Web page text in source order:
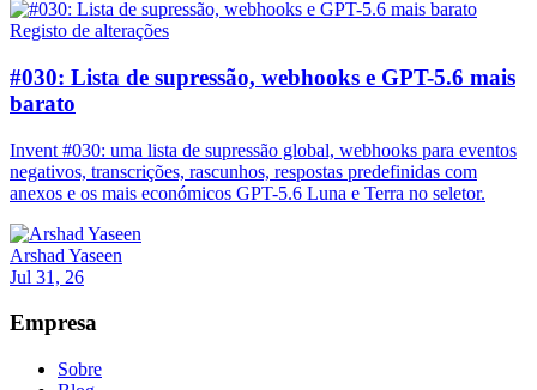
Registo de alterações
#030: Lista de supressão, webhooks e GPT-5.6 mais
barato
Invent #030: uma lista de supressão global, webhooks para eventos
negativos, transcrições, rascunhos, respostas predefinidas com
anexos e os mais económicos GPT-5.6 Luna e Terra no seletor.
Arshad Yaseen
Jul 31, 26
Empresa
Sobre